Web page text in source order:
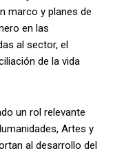
marco y planes de
en las
al sector, el
de la vida
un rol relevante
Artes y
al desarrollo del